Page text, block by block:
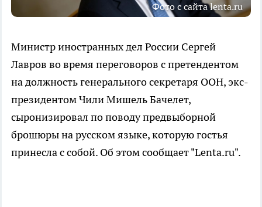
Фото с сайта lenta.ru
Министр иностранных дел России Сергей
Лавров во время переговоров с претендентом
на должность генерального секретаря ООН, экс-
президентом Чили Мишель Бачелет,
сыронизировал по поводу предвыборной
брошюры на русском языке, которую гостья
принесла с собой. Об этом сообщает "Lenta.ru".